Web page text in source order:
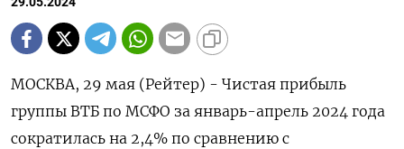
МОСКВА, 29 мая (Рейтер) - Чистая прибыль
группы ВТБ по МСФО за январь-апрель 2024 года
сократилась на 2,4% по сравнению с